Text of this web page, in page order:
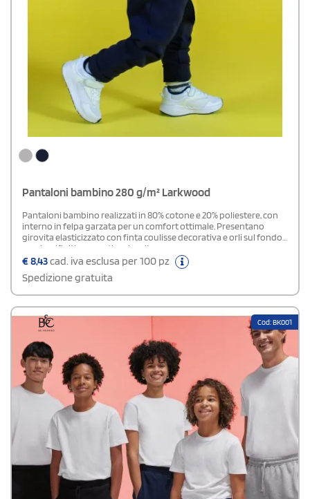
Pantaloni bambino 280 g/m² Larkwood
Pantaloni bambino realizzati in 80% cotone e 20% poliestere, con
interno in felpa garzata per un comfort ottimale. Presentano
girovita elasticizzato con finta coulisse decorativa e orli sul fondo
gamba rifiniti con pratico risvolto.
€8,43cad. iva esclusa per 100 pz
Spedizione gratuita
Cod: BK001